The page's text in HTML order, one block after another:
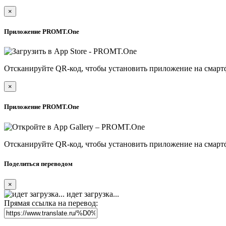
×
Приложение PROMT.One
Отсканируйте QR-код, чтобы установить приложение на
×
Приложение PROMT.One
Отсканируйте QR-код, чтобы установить приложение на
Поделиться переводом
×
идет загрузка...
Прямая ссылка на перевод: